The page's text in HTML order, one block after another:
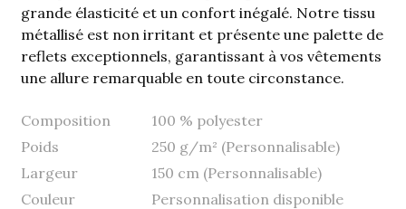
grande élasticité et un confort inégalé. Notre tissu
métallisé est non irritant et présente une palette de
reflets exceptionnels, garantissant à vos vêtements
une allure remarquable en toute circonstance.
Composition
100 % polyester
Poids
250 g/m² (Personnalisable)
Largeur
150 cm (Personnalisable)
Couleur
Personnalisation disponible